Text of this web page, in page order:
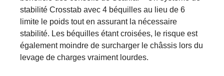
stabilité Crosstab avec 4 béquilles au lieu de 6
limite le poids tout en assurant la nécessaire
stabilité. Les béquilles étant croisées, le risque est
également moindre de surcharger le châssis lors du
levage de charges vraiment lourdes.